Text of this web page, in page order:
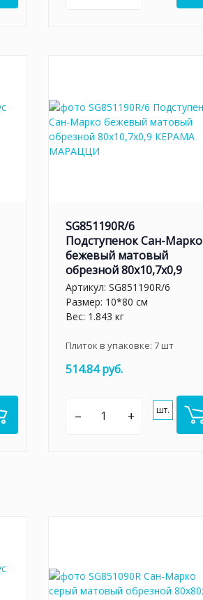
SG851190R/6
Подступенок Сан-Марко
бежевый матовый
обрезной 80x10,7x0,9
Артикул: SG851190R/6
Размер: 10*80 см
Вес: 1.843 кг
Плиток в упаковке: 7шт
514.84 руб.
– + шт.